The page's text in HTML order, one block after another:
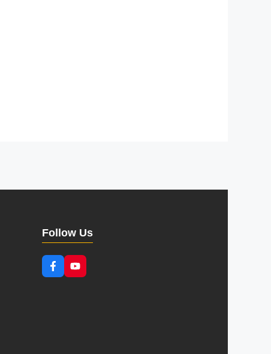
Follow Us